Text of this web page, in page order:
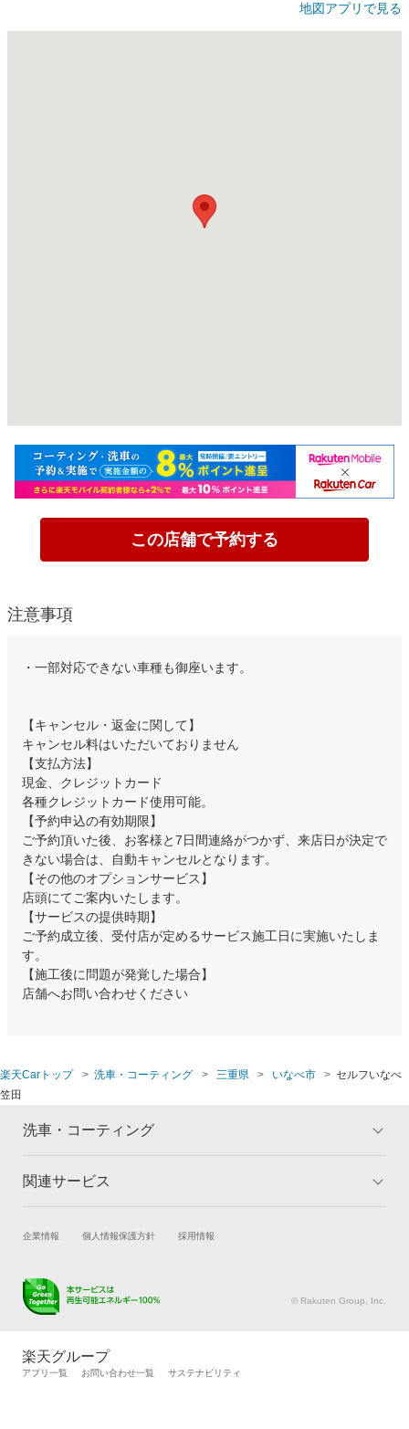
地図アプリで見る
この店舗で予約する
注意事項
・一部対応できない車種も御座います。
【キャンセル・返金に関して】
キャンセル料はいただいておりません
【支払方法】
現金、クレジットカード
各種クレジットカード使用可能。
【予約申込の有効期限】
ご予約頂いた後、お客様と7日間連絡がつかず、来店日が決定で
きない場合は、自動キャンセルとなります。
【その他のオプションサービス】
店頭にてご案内いたします。
【サービスの提供時期】
ご予約成立後、受付店が定めるサービス施工日に実施いたしま
す。
【施工後に問題が発覚した場合】
店舗へお問い合わせください
楽天Carトップ 洗車・コーティング 三重県 いなべ市
セルフいなべ
笠田
洗車・コーティング
トップ
コーティングとは コーティング診断
よくある質問
関連サービス
試乗・商談 新車購入
キズ修理予約
メンテナンス管理
タイヤ交換サービス
自動車カタログ 自動車保険
企業情報 個人情報保護方針 採用情報
© Rakuten Group, Inc.
楽天グループ
アプリ一覧 お問い合わせ一覧 サステナビリティ